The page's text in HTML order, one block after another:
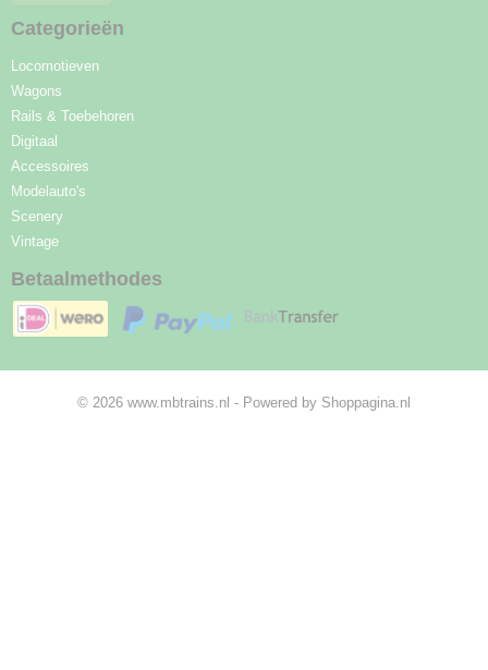
Categorieën
Locomotieven
Wagons
Rails & Toebehoren
Digitaal
Accessoires
Modelauto's
Scenery
Vintage
Betaalmethodes
© 2026 www.mbtrains.nl - Powered by Shoppagina.nl